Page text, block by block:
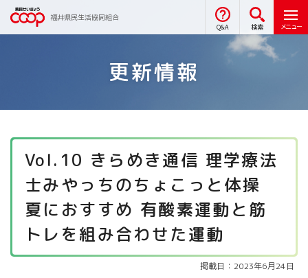
福井県民生活協同組合
Q&A 検索 メニュー
更新情報
Vol.10 きらめき通信 理学療法
士みやっちのちょこっと体操
夏におすすめ 有酸素運動と筋
トレを組み合わせた運動
掲載日：2023年6月24日